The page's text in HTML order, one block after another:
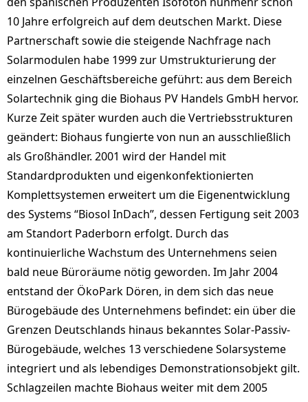
10 Jahre erfolgreich auf dem deutschen Markt. Diese
Partnerschaft sowie die steigende Nachfrage nach
Solarmodulen habe 1999 zur Umstrukturierung der
einzelnen Geschäftsbereiche geführt: aus dem Bereich
Solartechnik ging die Biohaus PV Handels GmbH hervor.
Kurze Zeit später wurden auch die Vertriebsstrukturen
geändert: Biohaus fungierte von nun an ausschließlich
als Großhändler. 2001 wird der Handel mit
Standardprodukten und eigenkonfektionierten
Komplettsystemen erweitert um die Eigenentwicklung
des Systems “Biosol InDach”, dessen Fertigung seit 2003
am Standort Paderborn erfolgt. Durch das
kontinuierliche Wachstum des Unternehmens seien
bald neue Büroräume nötig geworden. Im Jahr 2004
entstand der ÖkoPark Dören, in dem sich das neue
Bürogebäude des Unternehmens befindet: ein über die
Grenzen Deutschlands hinaus bekanntes Solar-Passiv-
Bürogebäude, welches 13 verschiedene Solarsysteme
integriert und als lebendiges Demonstrationsobjekt gilt.
Schlagzeilen machte Biohaus weiter mit dem 2005